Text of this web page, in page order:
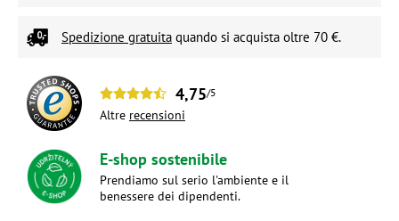
Spedizione gratuita quando si acquista oltre 70 €.
4,75/5
Altre recensioni
E-shop sostenibile
Prendiamo sul serio l'ambiente e il
benessere dei dipendenti.